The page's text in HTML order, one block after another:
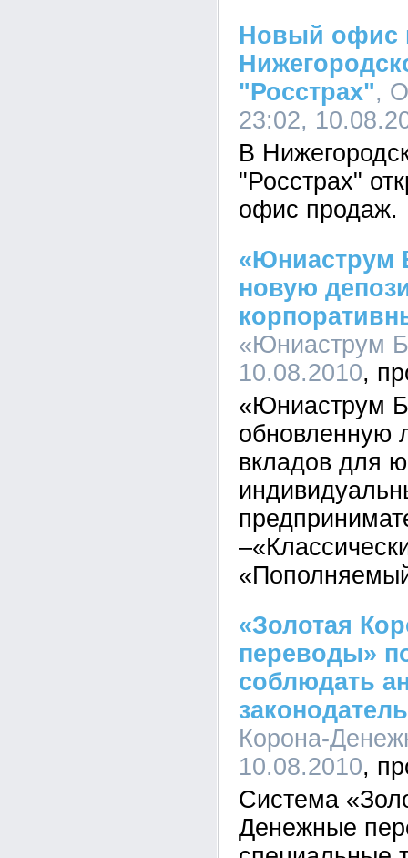
Новый офис
"Росстрах",
23:02,
В
"Росстрах"
офис продаж.
«Юниаструм
новую
«Юниаструм
10.08.2010
«Юниаструм
обновленную
вкладов для
«Золотая
переводы»
соблюдать
Корона-
10.08.2010
Система
Денежные